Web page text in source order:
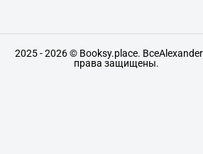
2025 - 2026 © Booksy.place. Все
права защищены.